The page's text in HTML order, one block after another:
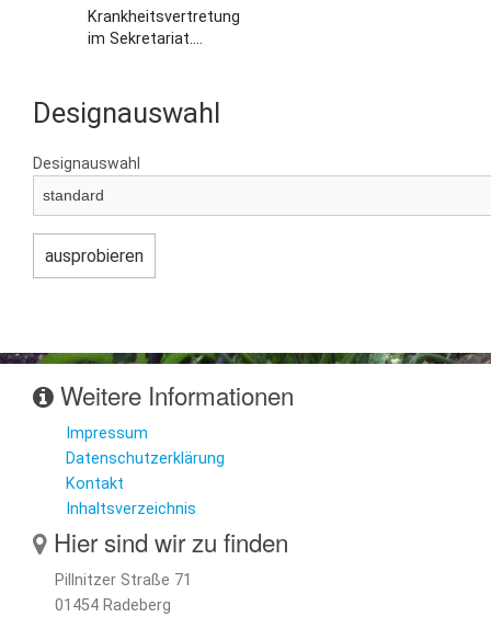
Krankheitsvertretung
im Sekretariat....
Designauswahl
Designauswahl
Weitere Informationen
Impressum
Datenschutzerklärung
Kontakt
Inhaltsverzeichnis
Hier sind wir zu finden
Pillnitzer Straße 71
01454 Radeberg